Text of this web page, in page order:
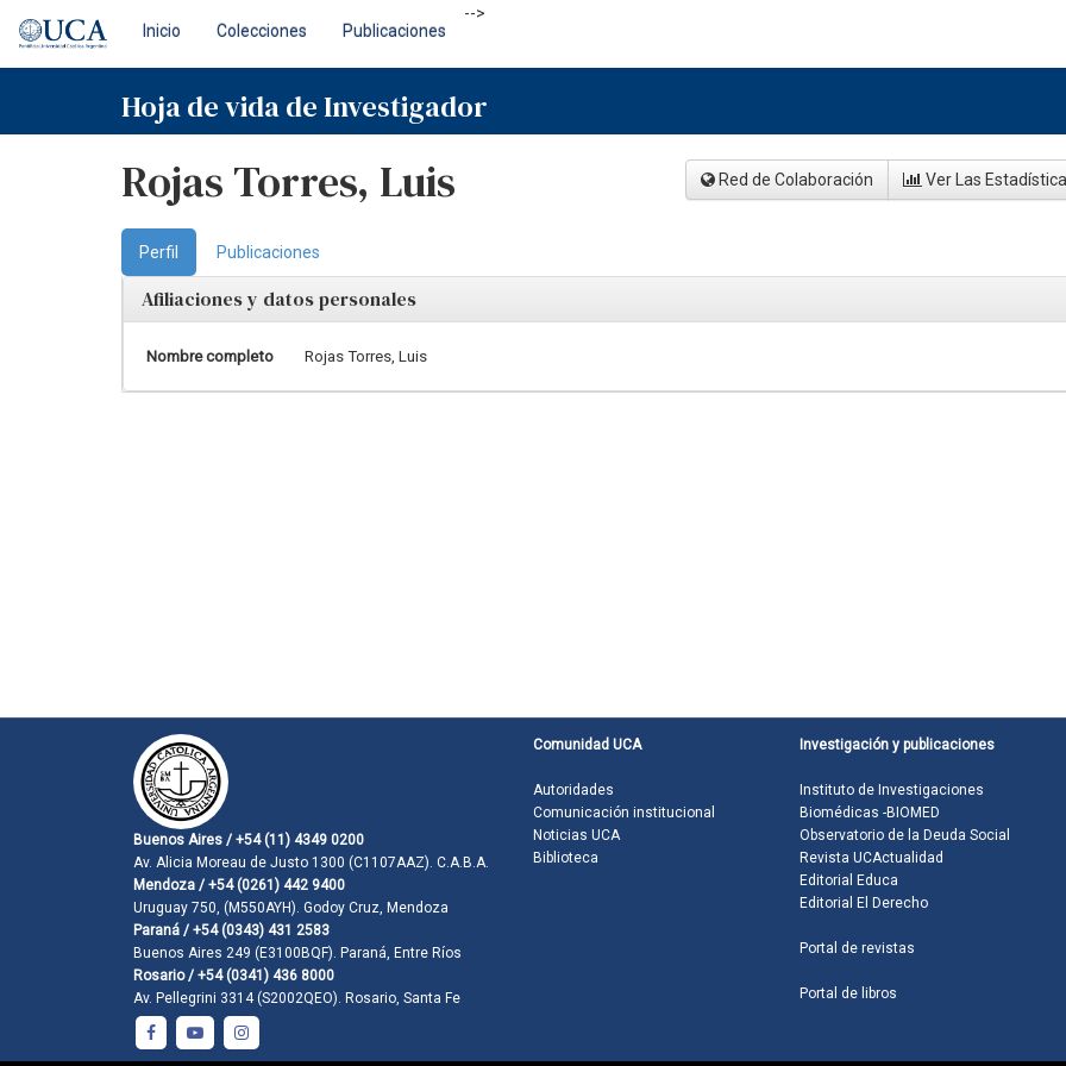
navigation
Inicio Colecciones Publicaciones
-->
Hoja de vida de Investigador
Rojas Torres, Luis Red de Colaboración Ver Las
Perfil Publicaciones
Afiliaciones y datos personales
Nombre completo Rojas Torres, Luis
Buenos Aires / +54 (11) 4349 0200
Av. Alicia Moreau de Justo 1300 (C1107AAZ). C.A.B.A.
Mendoza / +54 (0261) 442 9400
Uruguay 750, (M550AYH). Godoy Cruz, Mendoza
Paraná / +54 (0343) 431 2583
Buenos Aires 249 (E3100BQF). Paraná, Entre Ríos
Rosario / +54 (0341) 436 8000
Av. Pellegrini 3314 (S2002QEO). Rosario, Santa Fe
Comunidad UCA
Autoridades
Comunicación institucional
Noticias UCA
Biblioteca
Investigación y publicaciones
Instituto de Investigaciones
Biomédicas -BIOMED
Observatorio de la Deuda Social
Revista UCActualidad
Editorial Educa
Editorial El Derecho
Portal de revistas
Portal de libros